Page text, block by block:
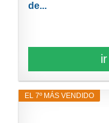
de...
EL 7º MÁS VENDIDO